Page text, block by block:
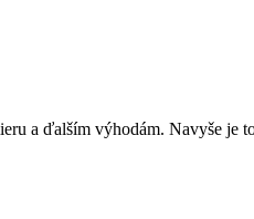
a ďalším výhodám. Navyše je